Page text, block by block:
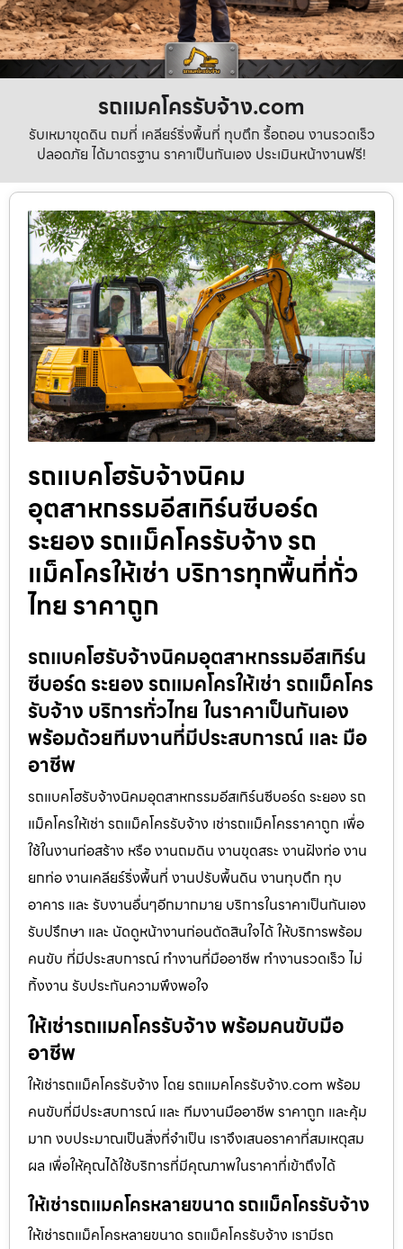
รถแมคโครรับจ้าง.com
รับเหมาขุดดิน ถมที่ เคลียร์ริ่งพื้นที่ ทุบตึก รื้อถอน งานรวดเร็ว
ปลอดภัย ได้มาตรฐาน ราคาเป็นกันเอง ประเมินหน้างานฟรี!
รถแบคโฮรับจ้างนิคม
อุตสาหกรรมอีสเทิร์นซีบอร์ด
ระยอง รถแม็คโครรับจ้าง รถ
แม็คโครให้เช่า บริการทุกพื้นที่ทั่ว
ไทย ราคาถูก
รถแบคโฮรับจ้างนิคมอุตสาหกรรมอีสเทิร์น
ซีบอร์ด ระยอง รถแมคโครให้เช่า รถแม็คโคร
รับจ้าง บริการทั่วไทย ในราคาเป็นกันเอง
พร้อมด้วยทีมงานที่มีประสบการณ์ และ มือ
อาชีพ
รถแบคโฮรับจ้างนิคมอุตสาหกรรมอีสเทิร์นซีบอร์ด ระยอง รถ
แม็คโครให้เช่า รถแม็คโครรับจ้าง เช่ารถแม็คโครราคาถูก เพื่อ
ใช้ในงานก่อสร้าง หรือ งานถมดิน งานขุดสระ งานฝังท่อ งาน
ยกท่อ งานเคลียร์ริ่งพื้นที่ งานปรับพื้นดิน งานทุบตึก ทุบ
อาคาร และ รับงานอื่นๆอีกมากมาย บริการในราคาเป็นกันเอง
รับปรึกษา และ นัดดูหน้างานก่อนตัดสินใจได้ ให้บริการพร้อม
คนขับ ที่มีประสบการณ์ ทำงานที่มืออาชีพ ทำงานรวดเร็ว ไม่
ทิ้งงาน รับประกันความพึงพอใจ
ให้เช่ารถแมคโครรับจ้าง พร้อมคนขับมือ
อาชีพ
ให้เช่ารถแม็คโครรับจ้าง โดย รถแมคโครรับจ้าง.com พร้อม
คนขับที่มีประสบการณ์ และ ทีมงานมืออาชีพ ราคาถูก และคุ้ม
มาก งบประมาณเป็นสิ่งที่จำเป็น เราจึงเสนอราคาที่สมเหตุสม
ผล เพื่อให้คุณได้ใช้บริการที่มีคุณภาพในราคาที่เข้าถึงได้
ให้เช่ารถแมคโครหลายขนาด รถแม็คโครรับจ้าง
ให้เช่ารถแม็คโครหลายขนาด รถแม็คโครรับจ้าง เรามีรถ